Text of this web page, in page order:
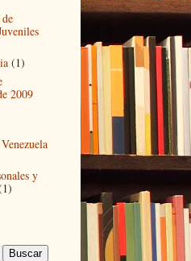
(1)
2009
y